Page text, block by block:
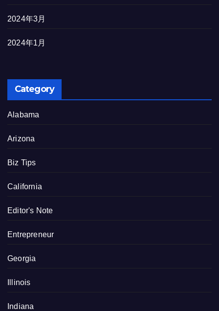
2024年3月
2024年1月
Category
Alabama
Arizona
Biz Tips
California
Editor's Note
Entrepreneur
Georgia
Illinois
Indiana